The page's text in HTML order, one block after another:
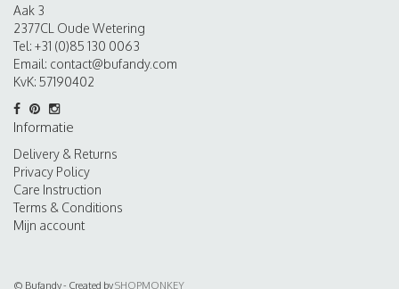
Aak 3
2377CL Oude Wetering
Tel: +31 (0)85 130 0063
Email: contact@bufandy.com
KvK: 57190402
Informatie
Delivery & Returns
Privacy Policy
Care Instruction
Terms & Conditions
Mijn account
© Bufandy - Created bySHOPMONKEY